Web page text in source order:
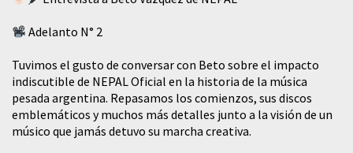
Adelanto N° 2
Tuvimos el gusto de conversar con Beto sobre el impacto
indiscutible de NEPAL Oficial en la historia de la música
pesada argentina. Repasamos los comienzos, sus discos
emblemáticos y muchos más detalles junto a la visión de un
músico que jamás detuvo su marcha creativa.